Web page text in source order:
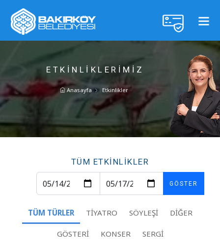
ETKINLIKLERIMIZ
Anasayfa Etkinlikler
TÜM ETKİNLİKLER
GÖSTER
TÜM TÜRLER TIYATRO SÖYLEŞI DIĞER
GÖSTERI KONSER SERGI